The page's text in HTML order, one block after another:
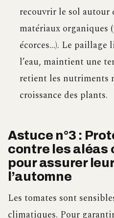
recouvrir le sol autour
matériaux organiques
écorces…). Le paillage
l’eau, maintient une
retient les nutriments
croissance des plants.
Astuce n°3 :
contre les aléas
pour assurer
l’automne
Les tomates sont
climatiques. Pour